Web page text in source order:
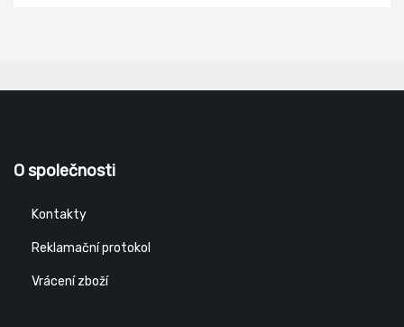
O společnosti
Kontakty
Reklamační protokol
Vrácení zboží